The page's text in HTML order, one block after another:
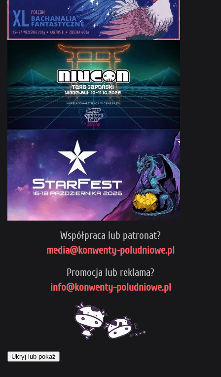
Współpraca lub patronat?
media@konwenty-poludniowe.pl
Promocja lub reklama?
info@konwenty-poludniowe.pl
Ukryj lub pokaż